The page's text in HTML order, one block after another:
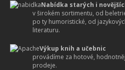
Nabídka starých i
v širokém sortimentu, od
po ty humoristické, od
literaturu.
Výkup knih a učebnic
provádíme za hotové,
prodeje.